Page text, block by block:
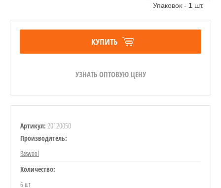
Упаковок - 1 шт.
КУПИТЬ
УЗНАТЬ ОПТОВУЮ ЦЕНУ
Артикул: 20120050
Производитель:
Baswool
Количество:
6 шт